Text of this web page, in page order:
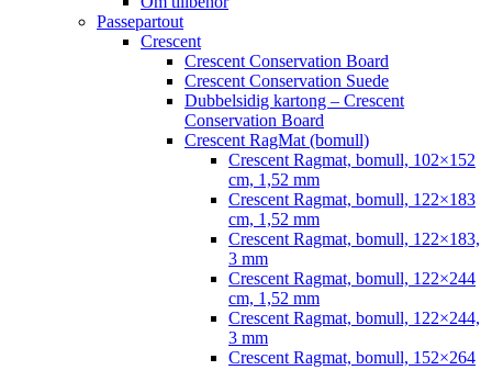
Passepartout
Crescent
Crescent Conservation Board
Crescent Conservation Suede
Dubbelsidig kartong – Crescent
Conservation Board
Crescent RagMat (bomull)
Crescent Ragmat, bomull, 102×152
cm, 1,52 mm
Crescent Ragmat, bomull, 122×183
cm, 1,52 mm
Crescent Ragmat, bomull, 122×183,
3 mm
Crescent Ragmat, bomull, 122×244
cm, 1,52 mm
Crescent Ragmat, bomull, 122×244,
3 mm
Crescent Ragmat, bomull, 152×264